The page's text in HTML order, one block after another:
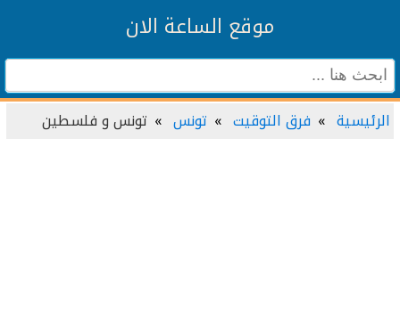
موقع الساعة الان
الرئيسية فرق التوقيت تونس تونس و فلسطين